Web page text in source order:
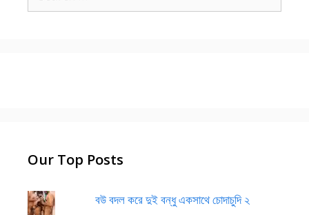
for:
Our Top Posts
বউ বদল করে দুই বন্ধু একসাথে চোদাচুদি ২